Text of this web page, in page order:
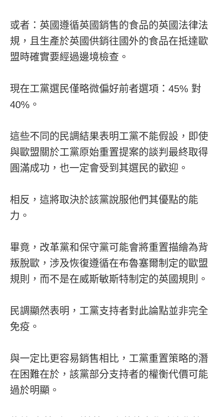
或者：英國遵循英國銷售的食品的英國法律法
規，且生產於英國供銷往國外的食品在抵達歐
盟時確實要經過邊境檢查。
現在工黨選民僅略微偏好前者選項：45% 對
40%。
這些不同的民調結果表明工黨不能假設，即使
與歐盟關於工黨原始重置提案的談判最終取得
圓滿成功，也一定會受到其選民的歡迎。
相反，這將取決於該黨說服他們其優點的能
力。
畢竟，改革黨和保守黨可能會將重置描繪為背
叛脫歐，涉及恢復遵循在布魯塞爾制定的歐盟
規則，而不是在威斯敏斯特制定的英國規則。
民調顯然表明，工黨支持者對此論點並非完全
免疫。
與一定比更容易銷售相比，工黨重置策略的潛
在困難在於，該黨部分支持者的權衡代價可能
過於明顯。